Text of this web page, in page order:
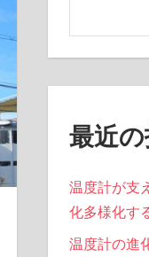
最近
温度計が支
化多様化す
温度計の進